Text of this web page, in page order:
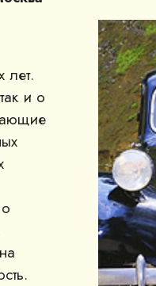
лет.
и о